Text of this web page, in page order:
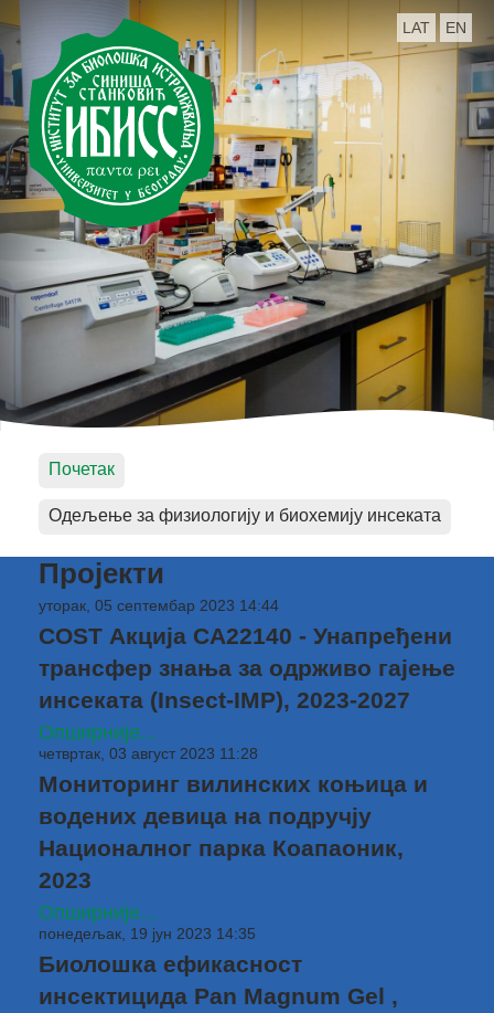
LAT EN
Почетак
Одељење за физиологију и биохемију инсеката
Пројекти
уторак, 05 септембар 2023 14:44
COST Акција CA22140 - Унапређени
трансфер знања за одрживо гајење
инсеката (Insect-IMP), 2023-2027
Опширније...
четвртак, 03 август 2023 11:28
Мониторинг вилинских коњица и
водених девица на подручју
Националног парка Коапаоник,
2023
Опширније...
понедељак, 19 јун 2023 14:35
Биолошка ефикасност
инсектицида Pan Magnum Gel ,